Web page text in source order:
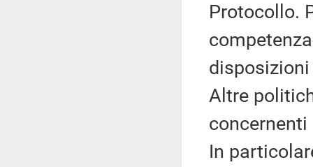
Protocollo.
Altre
In